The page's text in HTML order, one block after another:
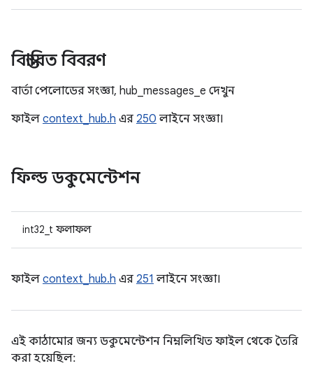
বিস্তারিত বিবরণ
বার্তা পেলোডের সংজ্ঞা, hub_messages_e দেখুন
ফাইল context_hub.h এর 250 লাইনে সংজ্ঞা।
ফিল্ড ডকুমেন্টেশন
int32_t ফলাফল
ফাইল context_hub.h এর 251 লাইনে সংজ্ঞা।
এই কাঠামোর জন্য ডকুমেন্টেশন নিম্নলিখিত ফাইল থেকে তৈরি
করা হয়েছিল: